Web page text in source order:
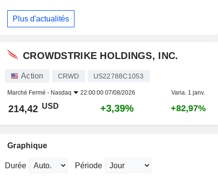
Plus d'actualités
CROWDSTRIKE HOLDINGS, INC.
Action CRWD US22788C1053
Marché Fermé - Nasdaq 22:00:00 07/08/2026 Varia. 1 janv.
214,42 USD +3,39% +82,97%
Graphique
Durée Période